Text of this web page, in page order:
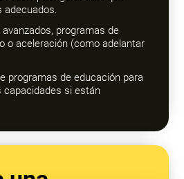
adecuados.
programas de
o aceleración (como adelantar
programas de educación para
capacidades si están